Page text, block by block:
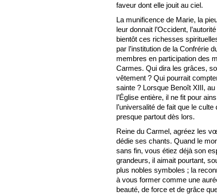
faveur dont elle jouit au ciel.
La munificence de Marie, la
leur donnait l’Occident,
bientôt ces richesses
par l’institution de la Confrérie
membres en participation des
Carmes. Qui dira les grâces,
vêtement ? Qui pourrait
sainte ? Lorsque Benoît XIII,
l’Église entière, il ne fit pour
l’universalité de fait que le
presque partout dès lors.
Reine du Carmel, agréez les
dédie ses chants. Quand le
sans fin, vous étiez déjà son
grandeurs, il aimait pourtant,
plus nobles symboles ; la
à vous former comme une
beauté, de force et de grâce